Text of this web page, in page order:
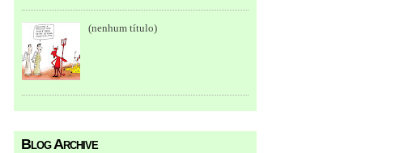
(nenhum título)
Blog Archive